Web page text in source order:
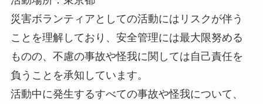
災害ボランティアとしての活動にはリスクが伴う
ことを理解しており、安全管理には最大限努める
ものの、不慮の事故や怪我に関しては自己責任を
負うことを承知しています。
活動中に発生するすべての事故や怪我について、